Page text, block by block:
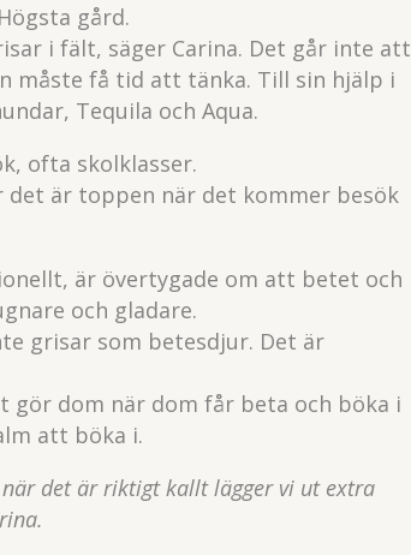
gård.
i fält, säger Carina. Det går inte att
måste få tid att tänka. Till sin hjälp i
Tequila och Aqua.
ofta skolklasser.
det är toppen när det kommer besök
är övertygade om att betet och
och gladare.
grisar som betesdjur. Det är
gör dom när dom får beta och böka i
att böka i.
det är riktigt kallt lägger vi ut extra